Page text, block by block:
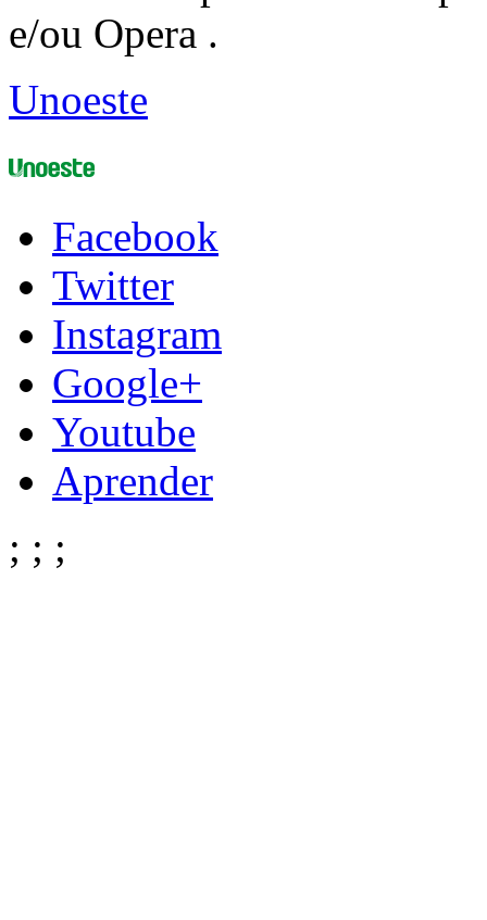
e/ou Opera .
Unoeste
Facebook
Twitter
Instagram
Google+
Youtube
Aprender
; ; ;